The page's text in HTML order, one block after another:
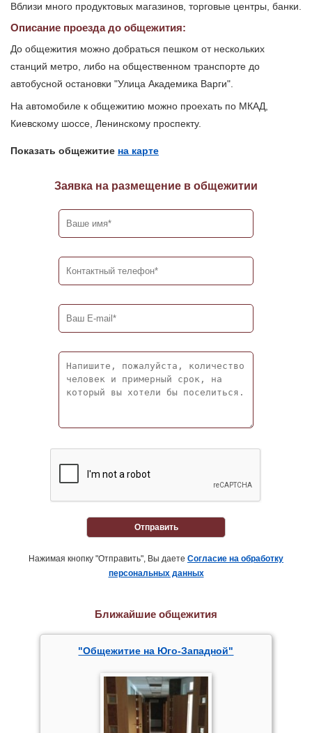
Вблизи много продуктовых магазинов, торговые центры, банки.
Описание проезда до общежития:
До общежития можно добраться пешком от нескольких
станций метро, либо на общественном транспорте до
автобусной остановки "Улица Академика Варги".
На автомобиле к общежитию можно проехать по МКАД,
Киевскому шоссе, Ленинскому проспекту.
Показать общежитие на карте
Заявка на размещение в общежитии
Отправить
Нажимая кнопку "Отправить", Вы даете Согласие на обработку
персональных данных
Ближайшие общежития
"Общежитие на Юго-Западной"